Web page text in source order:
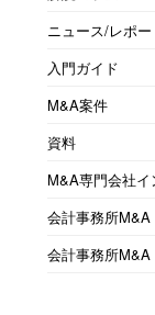
ニュース/レポー
入門ガイド
M&A案件
資料
M&A専門会社イ
会計事務所M&A
会計事務所M&A